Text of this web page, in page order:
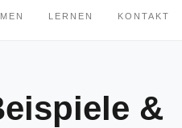
LERNEN KONTAKT
&